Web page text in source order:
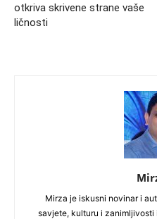
otkriva skrivene strane vaše
ličnosti
Mirza je iskusni novinar i
savjete, kulturu i zanimljivosti